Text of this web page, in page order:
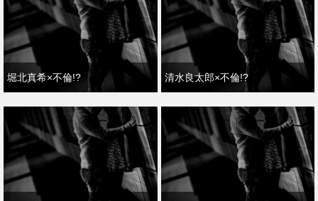
堀北真希×不倫!? 清水良太郎×不倫!?